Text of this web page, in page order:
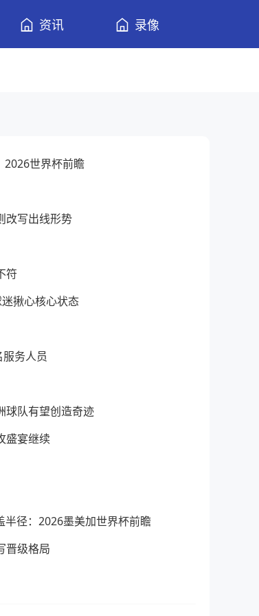
资讯 录像
2026世界杯前瞻
改写出线形势
符
揪心核心状态
务人员
球队有望创造奇迹
盛宴继续
径：2026墨美加世界杯前瞻
晋级格局